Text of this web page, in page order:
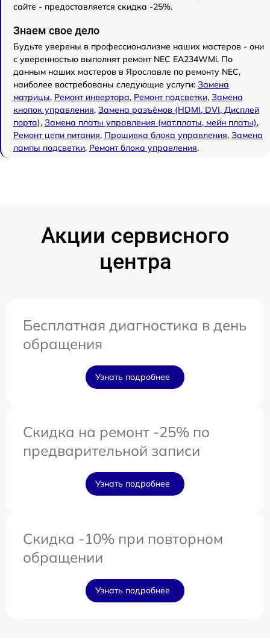
сайте - предоставляется скидка -25%.
Знаем свое дело
Будьте уверены в профессионализме наших мастеров - они
с уверенностью выполнят ремонт NEC EA234WMi. По
данным наших мастеров в Ярославле по ремонту NEC,
наиболее востребованы следующие услуги: Замена
матрицы, Ремонт инвертора, Ремонт подсветки, Замена
кнопок управления, Замена разъёмов (HDMI, DVI, Дисплей
порта), Замена платы управления (мат.платы, мейн платы),
Ремонт цепи питания, Прошивка блока управления, Замена
лампы подсветки, Ремонт блока управления.
Акции сервисного
центра
Бесплатная диагностика в день
обращения
Узнать подробнее
Скидка на ремонт -25% по
предварительной записи
Узнать подробнее
Скидка -10% при повторном
обращении
Узнать подробнее